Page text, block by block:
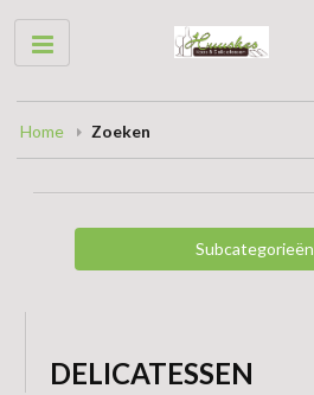
Home Zoeken
Subcategorieën
DELICATESSEN